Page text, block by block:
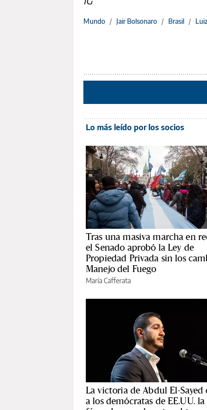
Mundo / Jair Bolsonaro / Brasil /
Lo más leído por los socios
Tras una masiva marcha en
el Senado aprobó la Ley de
Propiedad Privada sin los
Manejo del Fuego
María Cafferata
La victoria de Abdul El-Sayed
a los demócratas de EE.UU. la